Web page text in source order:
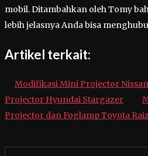
mobil. Ditambahkan oleh Tomy
lebih jelasnya Anda bisa
Artikel terkait:
Modifikasi Mini Projector
Projector Hyundai Stargazer
Projector dan Foglamp Toyota